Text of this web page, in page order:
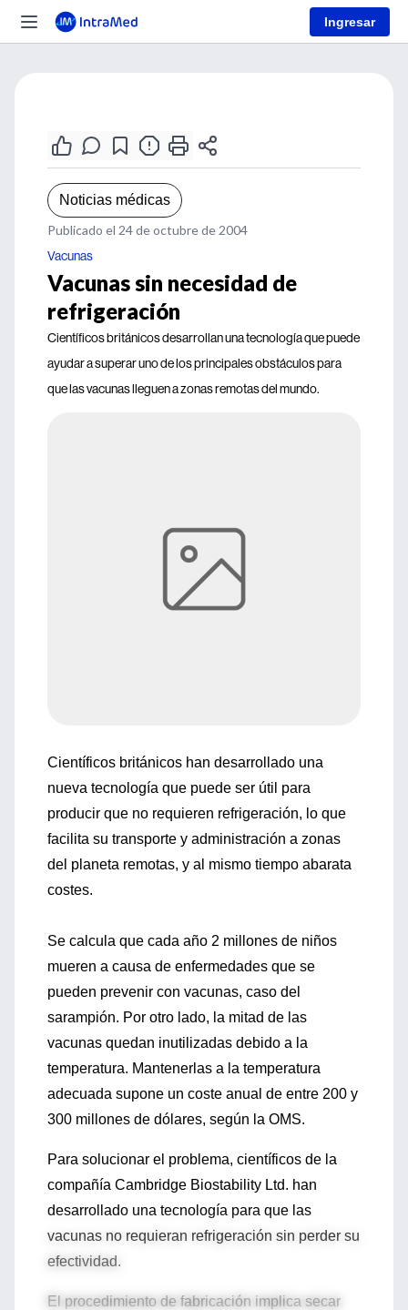
Ingresar
Noticias médicas
Publicado el 24 de octubre de 2004
Vacunas
Vacunas sin necesidad de
refrigeración
Científicos británicos desarrollan una tecnología que puede
ayudar a superar uno de los principales obstáculos para
que las vacunas lleguen a zonas remotas del mundo.
Científicos británicos han desarrollado una
nueva tecnología que puede ser útil para
producir que no requieren refrigeración, lo que
facilita su transporte y administración a zonas
del planeta remotas, y al mismo tiempo abarata
costes.
Se calcula que cada año 2 millones de niños
mueren a causa de enfermedades que se
pueden prevenir con vacunas, caso del
sarampión. Por otro lado, la mitad de las
vacunas quedan inutilizadas debido a la
temperatura. Mantenerlas a la temperatura
adecuada supone un coste anual de entre 200 y
300 millones de dólares, según la OMS.
Para solucionar el problema, científicos de la
compañía Cambridge Biostability Ltd. han
desarrollado una tecnología para que las
vacunas no requieran refrigeración sin perder su
efectividad.
El procedimiento de fabricación implica secar